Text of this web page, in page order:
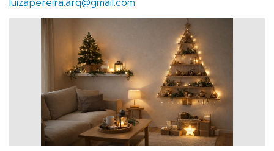
luizapereira.arq@gmail.com